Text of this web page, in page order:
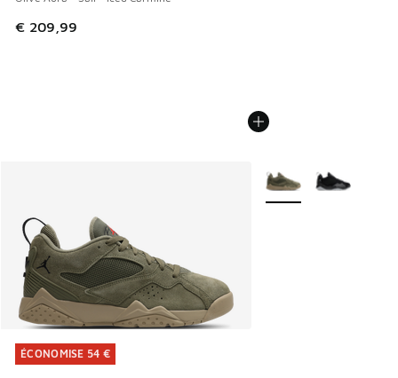
€ 209,99
ÉCONOMISE 54 €
ÉCONOMISE 54 €
Plus de couleurs